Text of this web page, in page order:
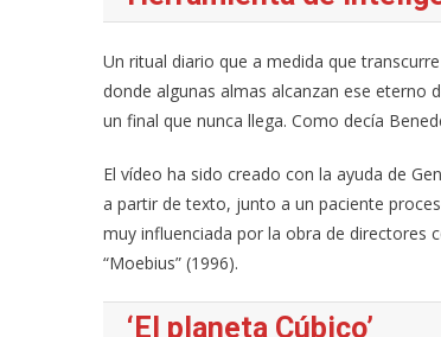
Un ritual diario que a medida que
donde algunas almas alcanzan ese eterno
un final que nunca llega. Como decía
El vídeo ha sido creado con la ayuda de
a partir de texto, junto a un paciente
muy influenciada por la obra de directores
“Moebius” (1996).
‘El planeta Cúbico’